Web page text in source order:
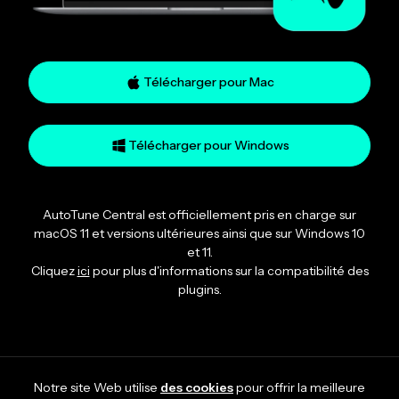
Télécharger pour Mac
Télécharger pour Windows
AutoTune Central est officiellement pris en charge sur
macOS 11 et versions ultérieures ainsi que sur Windows 10
et 11.
Cliquezici pour plus d'informations sur la compatibilité des
plugins.
Notre site Web utilise des cookiespour offrir la meilleure